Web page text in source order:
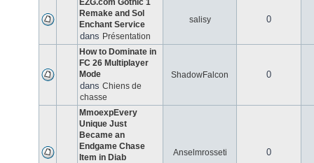
EZG.com Gothic 1
Remake and Sol
Enchant Service
dans Présentation
salisy 0
How to Dominate in
FC 26 Multiplayer
Mode
dans Chiens de
chasse
ShadowFalcon 0
MmoexpEvery
Unique Just
Became an
Endgame Chase
Item in Diab
Anselmrosseti 0